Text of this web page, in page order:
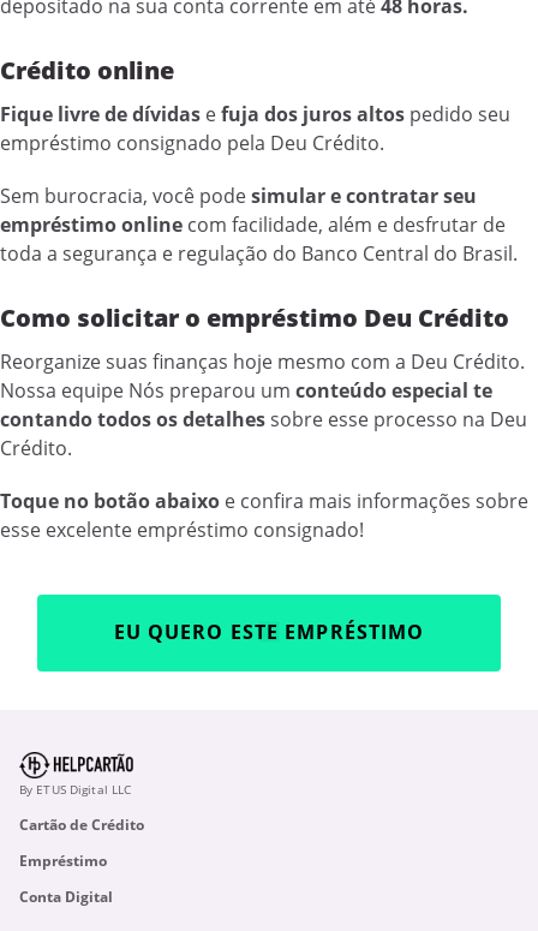
depositado na sua conta corrente em até48 horas.
Crédito online
Fique livre de dívidas efuja dos juros altos pedido seu
empréstimo consignado pela Deu Crédito.
Sem burocracia, você podesimular e contratar seu
empréstimo online com facilidade, além e desfrutar de
toda a segurança e regulação do Banco Central do Brasil.
Como solicitar o empréstimo Deu Crédito
Reorganize suas finanças hoje mesmo com a Deu Crédito.
Nossa equipe Nós preparou um conteúdo especial te
contando todos os detalhessobre esse processo na Deu
Crédito.
Toque no botão abaixo e confira mais informações sobre
esse excelente empréstimo consignado!
EU QUERO ESTE EMPRÉSTIMO
By ETUS Digital LLC
Cartão de Crédito
Empréstimo
Conta Digital